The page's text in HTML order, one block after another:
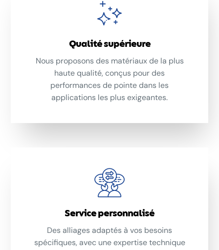
Qualité supérieure
Nous proposons des matériaux de la plus
haute qualité, conçus pour des
performances de pointe dans les
applications les plus exigeantes.
Service personnalisé
Des alliages adaptés à vos besoins
spécifiques, avec une expertise technique